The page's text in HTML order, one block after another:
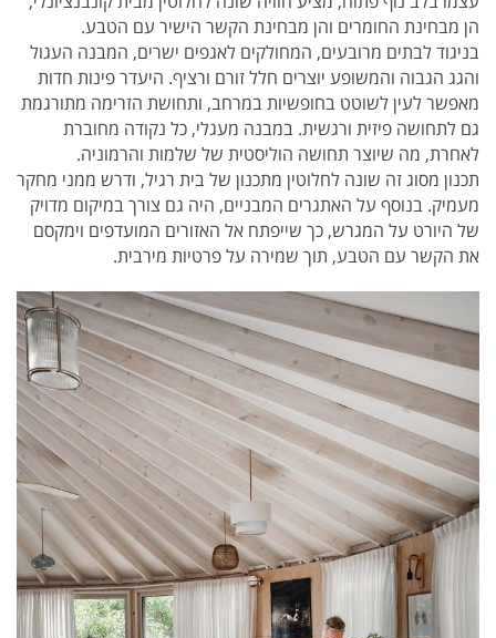
הן מבחינת החומרים והן מבחינת הקשר הישיר עם הטבע.
בניגוד לבתים מרובעים, המחולקים לאגפים ישרים, המבנה העגול
והגג הגבוה והמשופע יוצרים חלל זורם ורציף. היעדר פינות חדות
מאפשר לעין לשוטט בחופשיות במרחב, ותחושת הזרימה מתורגמת
גם לתחושה פיזית ורגשית. במבנה מעגלי, כל נקודה מחוברת
לאחרת, מה שיוצר תחושה הוליסטית של שלמות והרמוניה.
תכנון מסוג זה שונה לחלוטין מתכנון של בית רגיל, ודרש ממני מחקר
מעמיק. בנוסף על האתגרים המבניים, היה גם צורך במיקום מדויק
של היורט על המגרש, כך שייפתח אל האזורים המועדפים וימקסם
את הקשר עם הטבע, תוך שמירה על פרטיות מירבית.